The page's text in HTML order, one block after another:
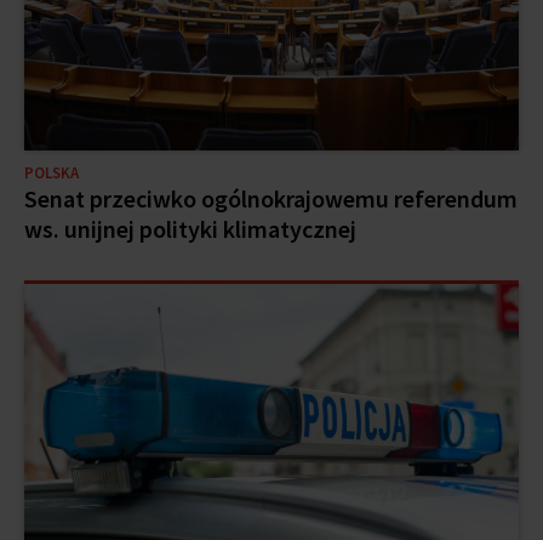
POLSKA
Senat przeciwko ogólnokrajowemu referendum
ws. unijnej polityki klimatycznej